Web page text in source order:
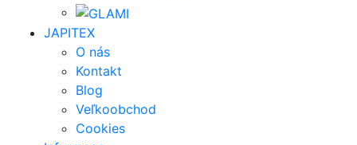
JAPITEX
O nás
Kontakt
Blog
Veľkoobchod
Cookies